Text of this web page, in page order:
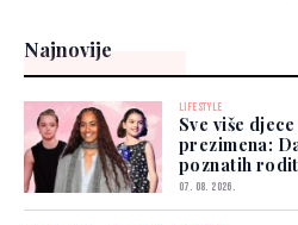
Najnovije
LIFESTYLE
Sve više
prezimena:
poznatih
07. 08. 2026.